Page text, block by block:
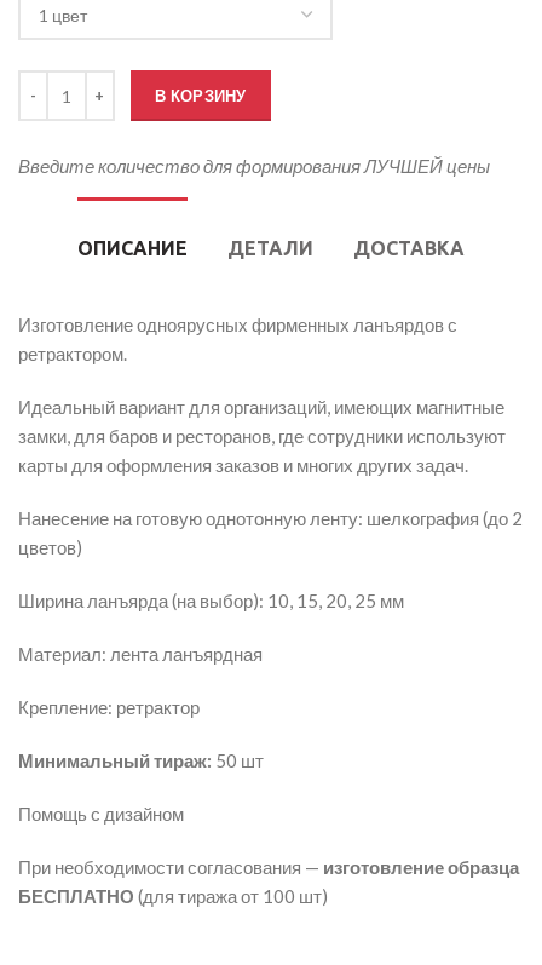
В КОРЗИНУ
Введите количество для формирования ЛУЧШЕЙ цены
ОПИСАНИЕ ДЕТАЛИ ДОСТАВКА
Изготовление одноярусных фирменных ланъярдов с
ретрактором.
Идеальный вариант для организаций, имеющих магнитные
замки, для баров и ресторанов, где сотрудники используют
карты для оформления заказов и многих других задач.
Нанесение на готовую однотонную ленту: шелкография (до 2
цветов)
Ширина ланъярда (на выбор): 10, 15, 20, 25 мм
Материал: лента ланъярдная
Крепление: ретрактор
Минимальный тираж: 50 шт
Помощь с дизайном
При необходимости согласования — изготовление образца
БЕСПЛАТНО (для тиража от 100 шт)